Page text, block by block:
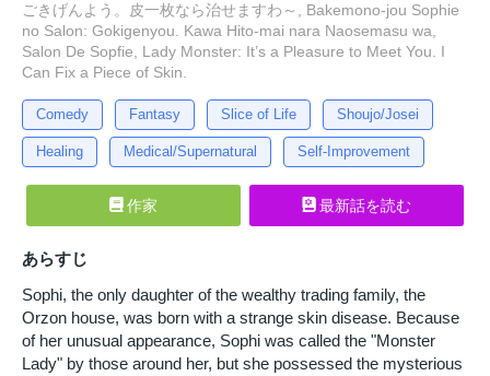
ごきげんよう。皮一枚なら治せますわ～, Bakemono-jou Sophie
no Salon: Gokigenyou. Kawa Hito-mai nara Naosemasu wa,
Salon De Sopfie, Lady Monster: It’s a Pleasure to Meet You. I
Can Fix a Piece of Skin.
Comedy Fantasy Slice of Life Shoujo/Josei
Healing Medical/Supernatural Self-Improvement
作家 最新話を読む
あらすじ
Sophi, the only daughter of the wealthy trading family, the
Orzon house, was born with a strange skin disease. Because
of her unusual appearance, Sophi was called the "Monster
Lady" by those around her, but she possessed the mysterious